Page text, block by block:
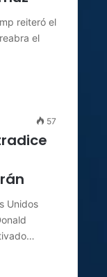
reiteró el
el
57
Unidos